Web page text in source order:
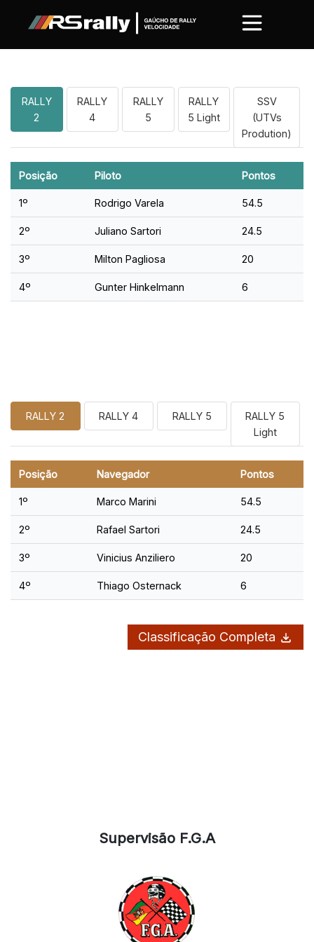
RALLY
2
RALLY
4
RALLY
5
RALLY
5 Light
SSV
(UTVs
Prodution)
Posição Piloto Pontos
1º Rodrigo Varela 54.5
2º Juliano Sartori 24.5
3º Milton Pagliosa 20
4º Gunter Hinkelmann 6
RALLY 2 RALLY 4 RALLY 5
RALLY 5
Light
Posição Navegador Pontos
1º Marco Marini 54.5
2º Rafael Sartori 24.5
3º Vinicius Anziliero 20
4º Thiago Osternack 6
Classificação Completa
Supervisão F.G.A